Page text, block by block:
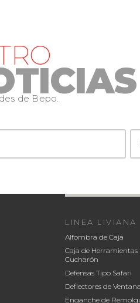
de Bepo.
LINEA LIVIANA
Alfombra de Caja
Caja de Herramientas
Cucharón
Defensas Tipo Safari
Deflectores de Ventana
Enganche de